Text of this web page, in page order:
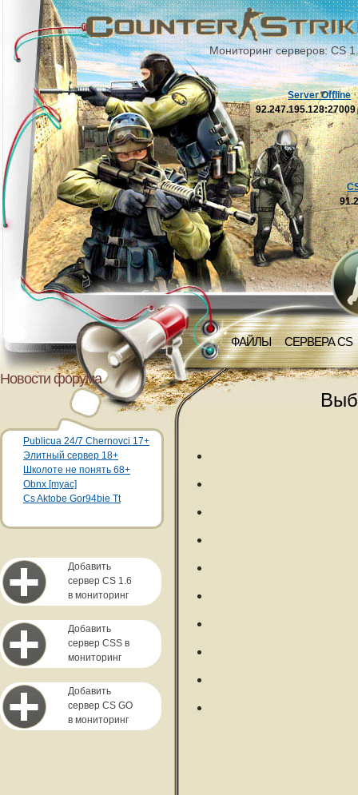
Мониторинг серверов: CS
ФАЙЛЫ СЕРВЕРА CS
Server Offline
92.247.195.128:27009
Новости форума
Publicua 24/7 Chernovci 17+
Элитный сервер 18+
Школоте не понять 68+
Obnx [myac]
Cs Aktobe Gor94bie Tt
Добавить
сервер CS 1.6
в мониторинг
Добавить
сервер CSS в
мониторинг
Добавить
сервер CS GO
в мониторинг